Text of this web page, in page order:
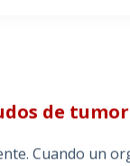
de
Cuando un